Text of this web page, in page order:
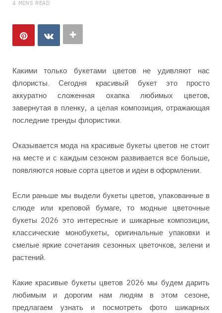
4 MINS READ
Какими только букетами цветов не удивляют нас
флористы. Сегодня красивый букет это просто
аккуратно сложенная охапка любимых цветов,
завернутая в пленку, а целая композиция, отражающая
последние тренды флористики.
Оказывается мода на красивые букеты цветов не стоит
на месте и с каждым сезоном развивается все больше,
появляются новые сорта цветов и идеи в оформлении.
Если раньше мы выдели букеты цветов, упакованные в
слюде или креповой бумаге, то модные цветочные
букеты 2026 это интересные и шикарные композиции,
классические монобукеты, оригинальные упаковки и
смелые яркие сочетания сезонных цветочков, зелени и
растений.
Какие красивые букеты цветов 2026 мы будем дарить
любимым и дорогим нам людям в этом сезоне,
предлагаем узнать и посмотреть фото шикарных